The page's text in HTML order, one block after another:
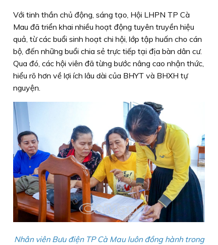
Với tinh thần chủ động, sáng tạo, Hội LHPN TP Cà
Mau đã triển khai nhiều hoạt động tuyên truyền hiệu
quả, từ các buổi sinh hoạt chi hội, lớp tập huấn cho cán
bộ, đến những buổi chia sẻ trực tiếp tại địa bàn dân cư.
Qua đó, các hội viên đã từng bước nâng cao nhận thức,
hiểu rõ hơn về lợi ích lâu dài của BHYT và BHXH tự
nguyện.
Nhân viên Bưu điện TP Cà Mau luôn đồng hành trong